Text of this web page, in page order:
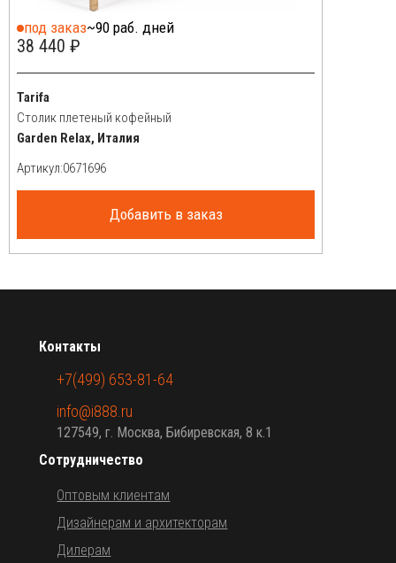
под заказ~90 раб. дней
38 440 ₽
Tarifa
Столик плетеный кофейный
Garden Relax, Италия
Артикул:
Добавить в заказ
Сотрудничество
Оптовым клиентам
Дизайнерам и архитекторам
Дилерам
Контакты
+7(499) 653-81-64
info@i888.ru
127549, г. Москва, Бибиревская, 8 к.1